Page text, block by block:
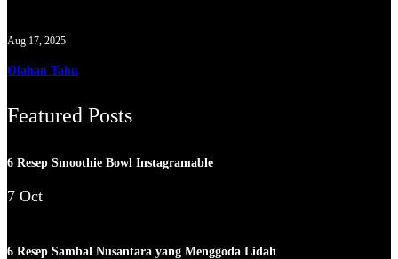
Aug 17, 2025
Olahan Tahu
Featured Posts
6 Resep Smoothie Bowl Instagramable
7 Oct
6 Resep Sambal Nusantara yang Menggoda Lidah